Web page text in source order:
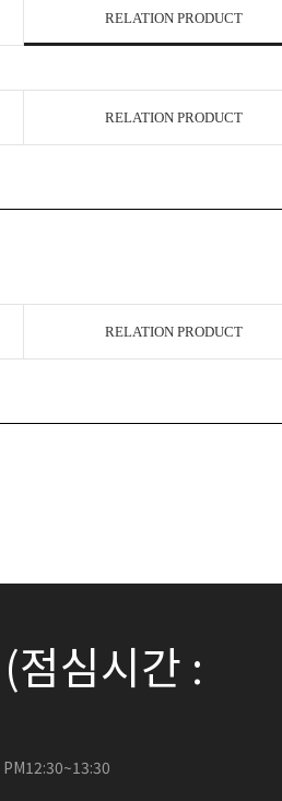
RELATION PRODUCT
RELATION PRODUCT
RELATION PRODUCT
심시간 :